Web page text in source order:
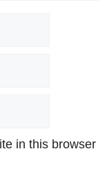
in this browser